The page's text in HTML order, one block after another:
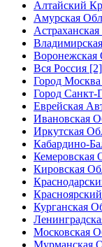
Алтайский
Амурская
Воронежская
Вся Россия [2]
Город
Город Санкт-
Еврейская
Ивановская
Иркутская
Кабардино-
Кемеровская
Кировская
Курганская
Московская
Мурманская